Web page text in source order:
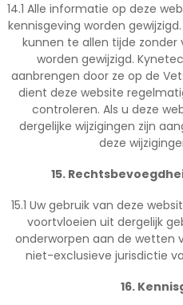
14.1 Alle informatie op deze
kennisgeving worden
kunnen te allen tijde
worden gewijzigd.
aanbrengen door ze op de
dient deze website
controleren. Als u deze
dergelijke wijzigingen zijn
deze
15.
15.1 Uw gebruik van deze
voortvloeien uit dergelijk
onderworpen aan de wetten
niet-exclusieve jurisdictie
16.